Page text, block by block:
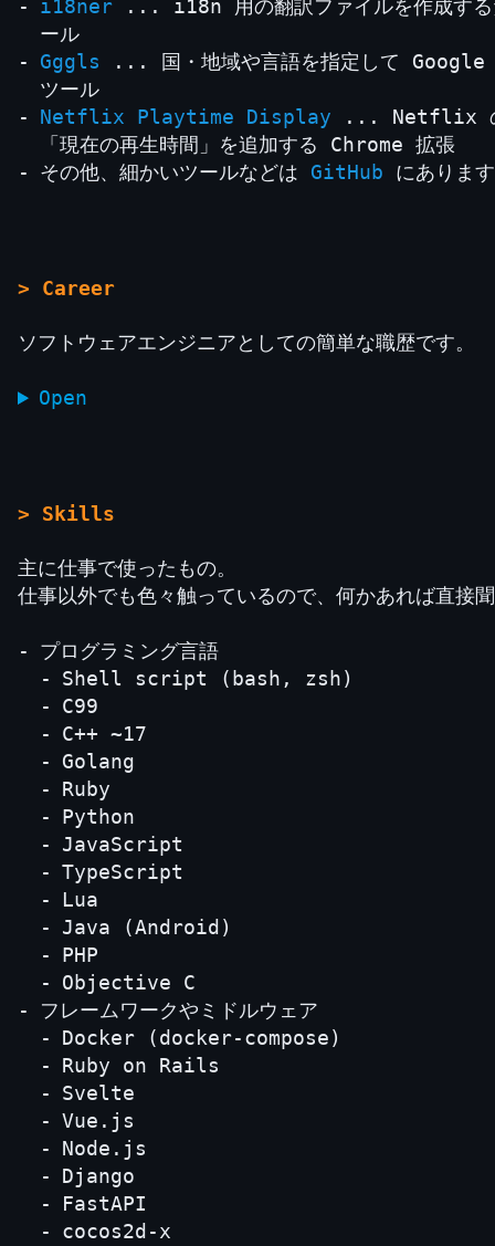
i18ner ... i18n 用の翻訳ファイルを作成する
ール
Gggls ... 国・地域や言語を指定して Google
ツール
Netflix Playtime Display ... Netflix の
「現在の再生時間」を追加する Chrome 拡張
その他、細かいツールなどは GitHub にありま
> Career
ソフトウェアエンジニアとしての簡単な職歴です。
Open
> Skills
主に仕事で使ったもの。
仕事以外でも色々触っているので、何かあれば直接
プログラミング言語
Shell script (bash, zsh)
C99
C++ ~17
Golang
Ruby
Python
JavaScript
TypeScript
Lua
Java (Android)
PHP
Objective C
フレームワークやミドルウェア
Docker (docker-compose)
Ruby on Rails
Svelte
Vue.js
Node.js
Django
FastAPI
cocos2d-x